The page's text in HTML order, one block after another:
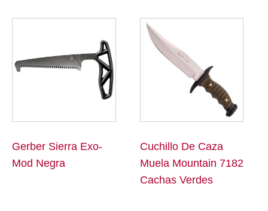
Gerber Sierra Exo-
Mod Negra
Cuchillo De Caza
Muela Mountain 7182
Cachas Verdes